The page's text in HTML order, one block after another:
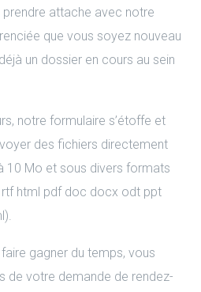
attache avec notre
que vous soyez nouveau
un dossier en cours au sein
notre formulaire s’étoffe et
des fichiers directement
10 Mo et sous divers formats
html pdf doc docx odt ppt
gagner du temps, vous
de votre demande de rendez-